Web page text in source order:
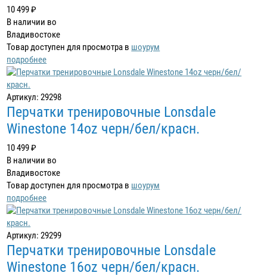
10 499 ₽
В наличии во
Владивостоке
Товар доступен для просмотра в шоурум
подробнее
Артикул: 29298
Перчатки тренировочные Lonsdale
Winestone 14oz черн/бел/красн.
10 499 ₽
В наличии во
Владивостоке
Товар доступен для просмотра в шоурум
подробнее
Артикул: 29299
Перчатки тренировочные Lonsdale
Winestone 16oz черн/бел/красн.